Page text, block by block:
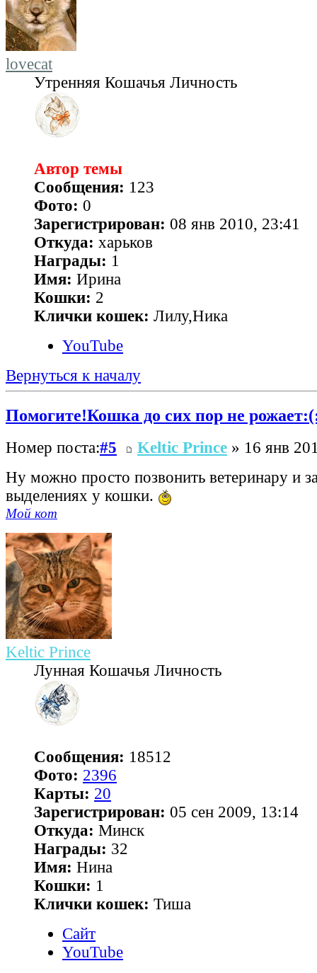
lovecat
Утренняя Кошачья Личность
Автор темы
Сообщения: 123
Фото: 0
Зарегистрирован: 08 янв 2010, 23:41
Откуда: харьков
Награды: 1
Имя: Ирина
Кошки: 2
Клички кошек: Лилу,Ника
YouTube
Вернуться к началу
Помогите!Кошка до сих пор не
Номер поста:#5 Keltic Prince » 16 янв
Ну можно просто позвонить ветеринару и
выделениях у кошки.
Мой кот
Keltic Prince
Лунная Кошачья Личность
Сообщения: 18512
Фото: 2396
Карты: 20
Зарегистрирован: 05 сен 2009, 13:14
Откуда: Минск
Награды: 32
Имя: Нина
Кошки: 1
Клички кошек: Тиша
Сайт
YouTube